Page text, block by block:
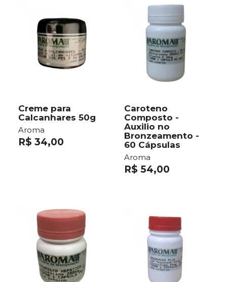
Creme para
Calcanhares 50g
Aroma
R$ 34,00
Caroteno
Composto -
Auxilio no
Bronzeamento -
60 Cápsulas
Aroma
R$ 54,00